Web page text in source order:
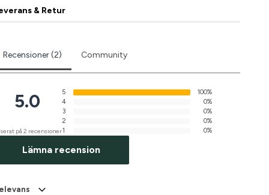
& Retur
Recensioner (2) Community
5.0
på 2 recensioner
5
100%
4
0%
3
0%
2
0%
1
0%
Lämna recension